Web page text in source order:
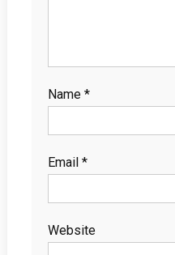
Name *
Email *
Website